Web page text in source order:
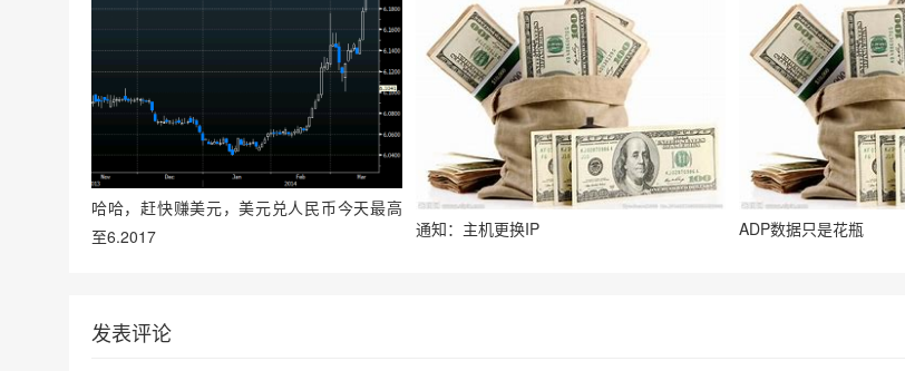
哈哈，赶快赚美元，美元兑人民币今天最高
至6.2017
通知：主机更换IP ADP数据只是花瓶
发表评论